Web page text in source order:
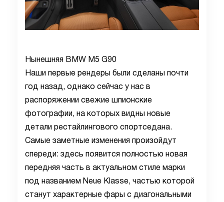
Нынешняя BMW M5 G90
Наши первые рендеры были сделаны почти
год назад, однако сейчас у нас в
распоряжении свежие шпионские
фотографии, на которых видны новые
детали рестайлингового спортседана.
Самые заметные изменения произойдут
спереди: здесь появится полностью новая
передняя часть в актуальном стиле марки
под названием Neue Klasse, частью которой
станут характерные фары с диагональными